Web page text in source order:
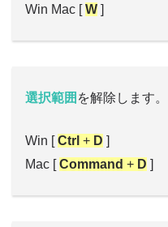
Win Mac [W ]
選択範囲 を解除します。
Win [Ctrl + D ]
Mac [Command + D ]